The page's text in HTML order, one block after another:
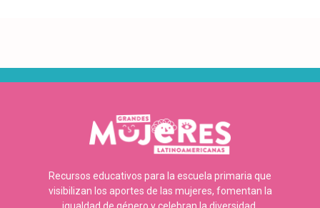
Recursos educativos para la escuela primaria que
visibilizan los aportes de las mujeres, fomentan la
igualdad de género y celebran la diversidad.